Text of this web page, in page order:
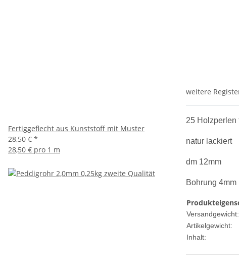
weitere
25 Holzperlen
natur lackiert
dm 12mm
Bohrung 4mm
Versandgewicht:
Artikelgewicht:
Inhalt:
Fertiggeflecht aus Kunststoff mit Muster
28,50 € *
28,50 € pro 1 m